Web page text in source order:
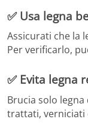
✅ Usa legna
Assicurati che la
Per verificarlo,
✅ Evita legna
Brucia solo
trattati, verniciati